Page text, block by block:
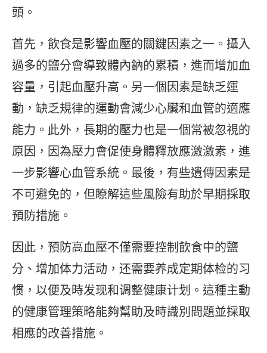
頭。
首先，飲食是影響血壓的關鍵因素之一。攝入
過多的鹽分會導致體內鈉的累積，進而增加血
容量，引起血壓升高。另一個因素是缺乏運
動，缺乏規律的運動會減少心臟和血管的適應
能力。此外，長期的壓力也是一個常被忽視的
原因，因為壓力會促使身體釋放應激激素，進
一步影響心血管系統。最後，有些遺傳因素是
不可避免的，但瞭解這些風險有助於早期採取
預防措施。
因此，預防高血壓不僅需要控制飲食中的鹽
分、增加体力活动，还需要养成定期体检的习
惯，以便及時发现和调整健康计划。這種主動
的健康管理策略能夠幫助及時識別問題並採取
相應的改善措施。